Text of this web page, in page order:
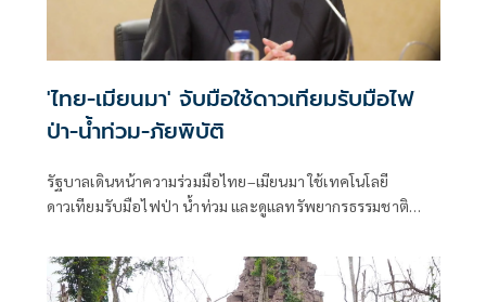
'ไทย-เมียนมา' จับมือใช้ดาวเทียมรับมือไฟ
ป่า-น้ำท่วม-ภัยพิบัติ
รัฐบาลเดินหน้าความร่วมมือไทย–เมียนมา ใช้เทคโนโลยี
ดาวเทียมรับมือไฟป่า น้ำท่วม และดูแลทรัพยากรธรรมชาติ